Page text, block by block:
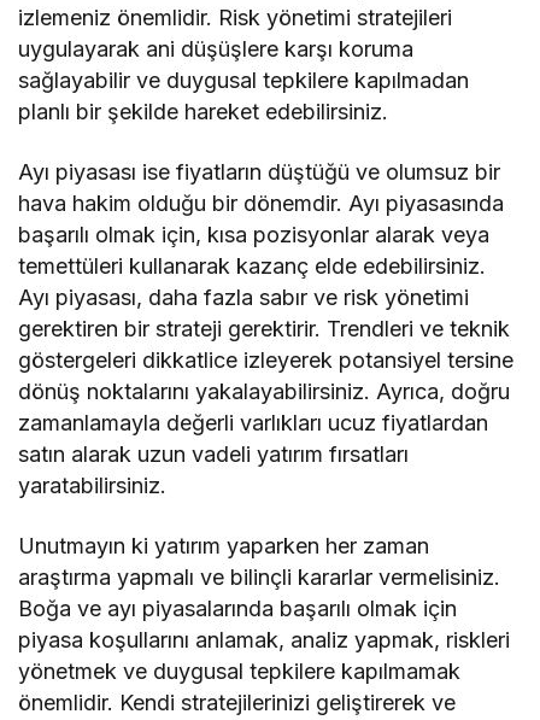
izlemeniz önemlidir. Risk yönetimi stratejileri
uygulayarak ani düşüşlere karşı koruma
sağlayabilir ve duygusal tepkilere kapılmadan
planlı bir şekilde hareket edebilirsiniz.
Ayı piyasası ise fiyatların düştüğü ve olumsuz bir
hava hakim olduğu bir dönemdir. Ayı piyasasında
başarılı olmak için, kısa pozisyonlar alarak veya
temettüleri kullanarak kazanç elde edebilirsiniz.
Ayı piyasası, daha fazla sabır ve risk yönetimi
gerektiren bir strateji gerektirir. Trendleri ve teknik
göstergeleri dikkatlice izleyerek potansiyel tersine
dönüş noktalarını yakalayabilirsiniz. Ayrıca, doğru
zamanlamayla değerli varlıkları ucuz fiyatlardan
satın alarak uzun vadeli yatırım fırsatları
yaratabilirsiniz.
Unutmayın ki yatırım yaparken her zaman
araştırma yapmalı ve bilinçli kararlar vermelisiniz.
Boğa ve ayı piyasalarında başarılı olmak için
piyasa koşullarını anlamak, analiz yapmak, riskleri
yönetmek ve duygusal tepkilere kapılmamak
önemlidir. Kendi stratejilerinizi geliştirerek ve